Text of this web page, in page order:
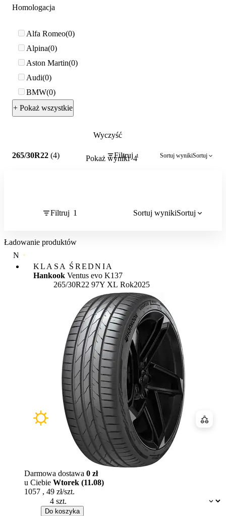
Homologacja
Alfa Romeo 0
Alpina 0
Aston Martin 0
Audi 0
BMW 0
+ Pokaż wszystkie
Wyczyść
Pokaż wyniki 4
265/30R22 (4) Filtruj 1 Sortuj wynikiSortuj
Filtruj 1 Sortuj wynikiSortuj
Ładowanie produktów
NAJWYŻSZA JAKOŚĆ
KLASA ŚREDNIA
Hankook Ventus evo K137
265/30R22 97Y XL Rok2025
Dostępność:
Darmowa dostawa 0 zł
u Ciebie Wtorek (11.08)
1057 , 49 zł/szt.
Do koszyka